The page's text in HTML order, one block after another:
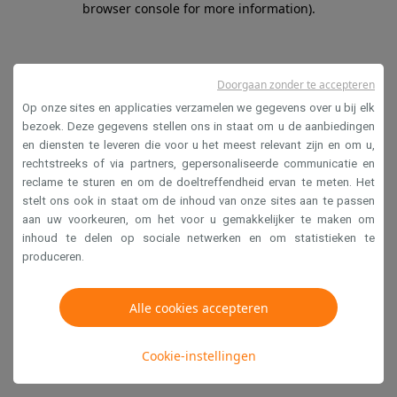
browser console for more information).
Op onze sites en applicaties verzamelen we gegevens over u bij elk
bezoek. Deze gegevens stellen ons in staat om u de aanbiedingen
en diensten te leveren die voor u het meest relevant zijn en om u,
rechtstreeks of via partners, gepersonaliseerde communicatie en
reclame te sturen en om de doeltreffendheid ervan te meten. Het
stelt ons ook in staat om de inhoud van onze sites aan te passen
aan uw voorkeuren, om het voor u gemakkelijker te maken om
inhoud te delen op sociale netwerken en om statistieken te
produceren.
Alle cookies accepteren
Cookie-instellingen
Doorgaan zonder te accepteren